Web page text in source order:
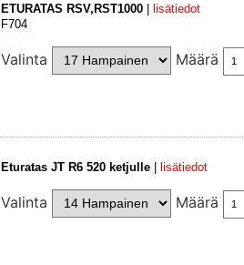
ETURATAS RSV,RST1000
lisätiedot
F704
Valinta Määrä
Eturatas JT R6 520 ketjulle lisätiedot
Valinta Määrä